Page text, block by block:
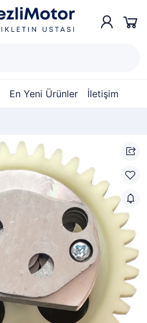
En Yeni Ürünler İletişim